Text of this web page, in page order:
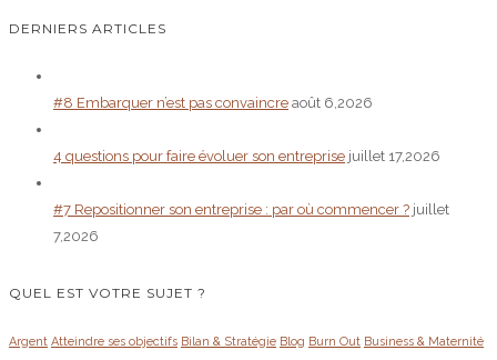
DERNIERS ARTICLES
#8 Embarquer n’est pas convaincre août 6,2026
4 questions pour faire évoluer son entreprise juillet 17,2026
#7 Repositionner son entreprise : par où commencer ? juillet
7,2026
QUEL EST VOTRE SUJET ?
Argent Atteindre ses objectifs Bilan & Stratégie Blog Burn Out Business & Maternité